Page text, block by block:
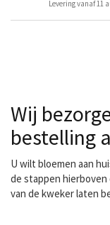
Levering vanaf 11
Wij
bestelling
U wilt bloemen aan
de stappen
van de kweker laten